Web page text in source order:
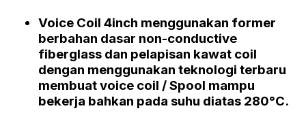
Voice Coil 4inch menggunakan former
berbahan dasar non-conductive
fiberglass dan pelapisan kawat coil
dengan menggunakan teknologi terbaru
membuatvoice coil / Spool mampu
bekerja bahkan pada suhu diatas 280°C.